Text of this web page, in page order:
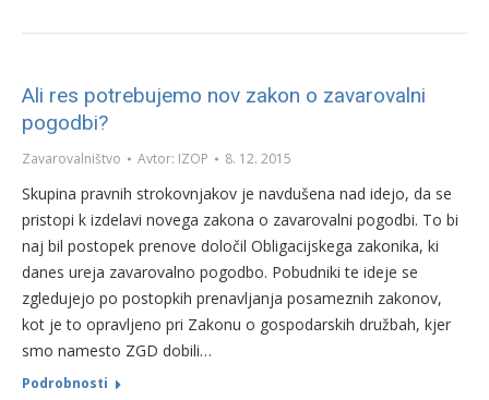
Ali res potrebujemo nov zakon o zavarovalni
pogodbi?
Zavarovalništvo Avtor: IZOP 8. 12. 2015
Skupina pravnih strokovnjakov je navdušena nad idejo, da se
pristopi k izdelavi novega zakona o zavarovalni pogodbi. To bi
naj bil postopek prenove določil Obligacijskega zakonika, ki
danes ureja zavarovalno pogodbo. Pobudniki te ideje se
zgledujejo po postopkih prenavljanja posameznih zakonov,
kot je to opravljeno pri Zakonu o gospodarskih družbah, kjer
smo namesto ZGD dobili…
Podrobnosti